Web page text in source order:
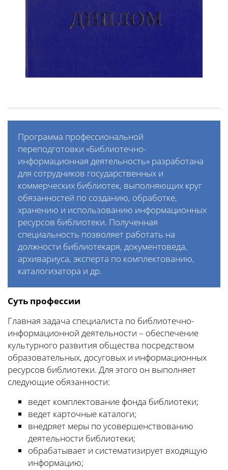
Программа профессиональной
переподготовки «Библиотечно-
информационная деятельность» разработана
для сотрудников государственных и
коммерческих библиотек, выполняющих круг
обязанностей по созданию, обработке,
хранению и использованию информационных
ресурсов библиотеки. Полученная
специальность позволяет работать на
должности библиотекаря, документоведа,
архивариуса, эксперта по комплектованию,
каталогизатора и др.
Суть профессии
Главная задача специалиста по библиотечно-
информационной деятельности – обеспечение
культурного развития общества посредством
образовательных, досуговых и информационных
ресурсов библиотеки. Для этого он выполняет
следующие обязанности:
ведет комплектование фонда библиотеки;
ведет карточные каталоги;
внедряет меры по усовершенствованию
деятельности библиотеки;
обрабатывает и систематизирует входящую
информацию;